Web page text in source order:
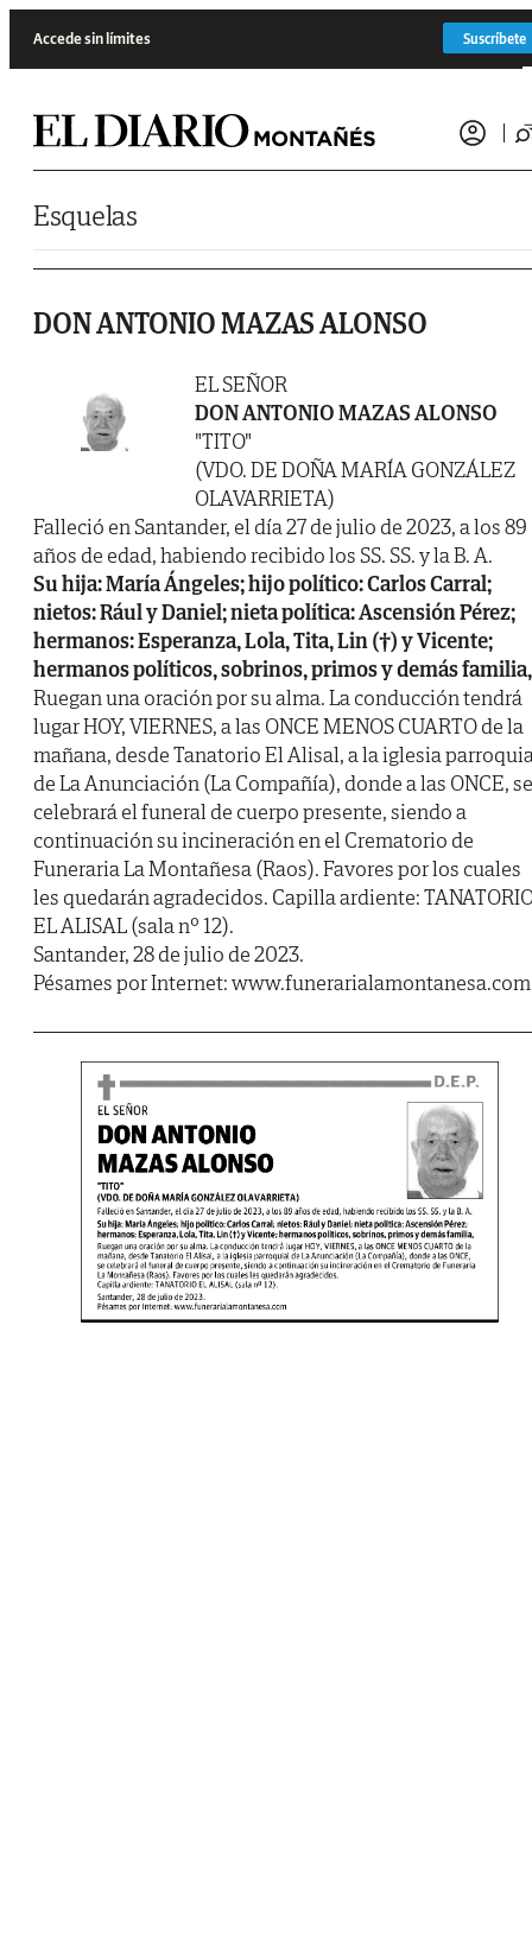
Accede sin límites Suscríbete
Esquelas
DON ANTONIO MAZAS ALONSO
EL SEÑOR
DON ANTONIO MAZAS ALONSO
"TITO"
(VDO. DE DOÑA MARÍA GONZÁLEZ
OLAVARRIETA)
Falleció en Santander, el día 27 de julio de 2023, a los 89
años de edad, habiendo recibido los SS. SS. y la B. A.
Su hija: María Ángeles; hijo político: Carlos Carral;
nietos: Rául y Daniel; nieta política: Ascensión Pérez;
hermanos: Esperanza, Lola, Tita, Lin (†) y Vicente;
hermanos políticos, sobrinos, primos y demás familia,
Ruegan una oración por su alma. La conducción tendrá
lugar HOY, VIERNES, a las ONCE MENOS CUARTO de la
mañana, desde Tanatorio El Alisal, a la iglesia
de La Anunciación (La Compañía), donde a las ONCE, se
celebrará el funeral de cuerpo presente, siendo a
continuación su incineración en el Crematorio de
Funeraria La Montañesa (Raos). Favores por los cuales
les quedarán agradecidos. Capilla ardiente:
EL ALISAL (sala nº 12).
Santander, 28 de julio de 2023.
Pésames por Internet: www.funerarialamontanesa.com